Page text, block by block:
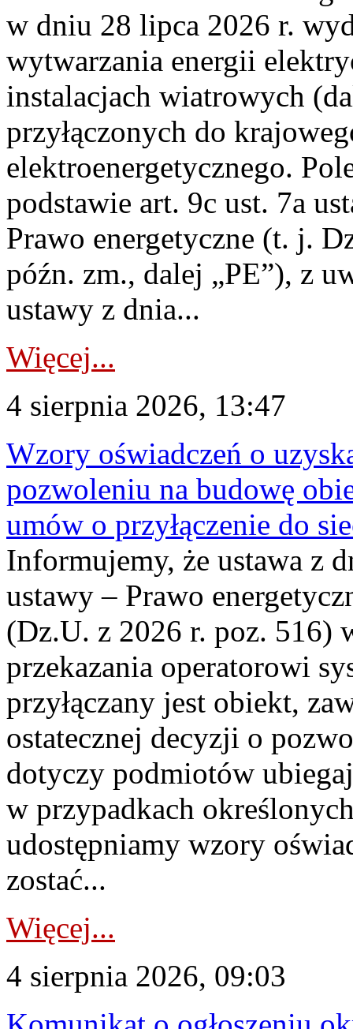
w dniu 28 lipca 2026 r.
wytwarzania energii
instalacjach wiatrowych
przyłączonych do
elektroenergetycznego.
podstawie art. 9c ust. 7a
Prawo energetyczne (t. j.
późn. zm., dalej „PE”), z
ustawy z dnia...
Więcej...
4 sierpnia 2026, 13:47
Wzory oświadczeń o
pozwoleniu na budowę
umów o przyłączenie do
Informujemy, że ustawa z
ustawy – Prawo
(Dz.U. z 2026 r. poz. 516)
przekazania operatorowi
przyłączany jest obiekt,
ostatecznej decyzji o
dotyczy podmiotów
w przypadkach
udostępniamy wzory
zostać...
Więcej...
4 sierpnia 2026, 09:03